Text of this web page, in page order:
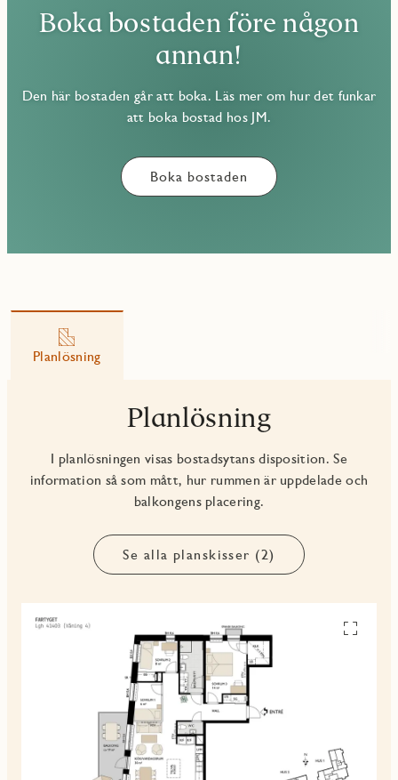
Boka bostaden före någon
annan!
Den här bostaden går att boka. Läs mer om hur det funkar
att boka bostad hos JM.
Boka bostaden
Planlösning
Planlösning
I planlösningen visas bostadsytans disposition. Se
information så som mått, hur rummen är uppdelade och
balkongens placering.
Se alla planskisser (2)
Se